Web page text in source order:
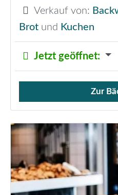
Verkauf von:
Brot und Kuchen
Jetzt geöffnet:
Verkauf von Brötchen,
Zur